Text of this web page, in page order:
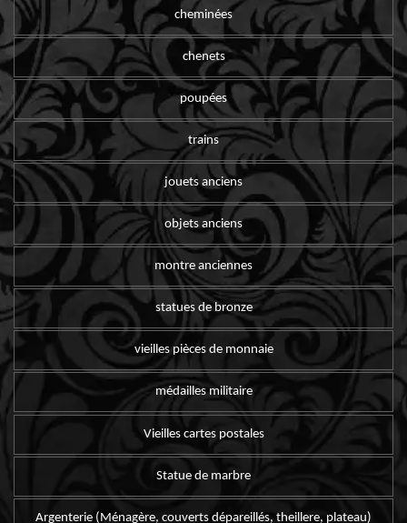
cheminées
chenets
poupées
trains
jouets anciens
objets anciens
montre anciennes
statues de bronze
vieilles pièces de monnaie
médailles militaire
Vieilles cartes postales
Statue de marbre
Argenterie (Ménagère, couverts dépareillés, theillere, plateau)